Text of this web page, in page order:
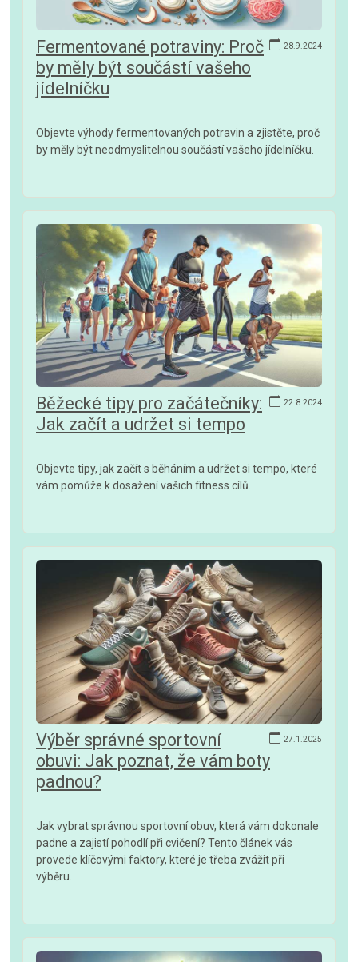
28.9.2024
Fermentované potraviny: Proč
by měly být součástí vašeho
jídelníčku
Objevte výhody fermentovaných potravin a zjistěte, proč
by měly být neodmyslitelnou součástí vašeho jídelníčku.
22.8.2024
Běžecké tipy pro začátečníky:
Jak začít a udržet si tempo
Objevte tipy, jak začít s běháním a udržet si tempo, které
vám pomůže k dosažení vašich fitness cílů.
27.1.2025
Výběr správné sportovní
obuvi: Jak poznat, že vám boty
padnou?
Jak vybrat správnou sportovní obuv, která vám dokonale
padne a zajistí pohodlí při cvičení? Tento článek vás
provede klíčovými faktory, které je třeba zvážit při
výběru.